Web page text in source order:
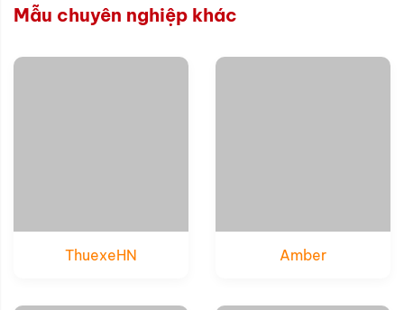
Mẫu chuyên nghiệp khác
ThuexeHN Amber